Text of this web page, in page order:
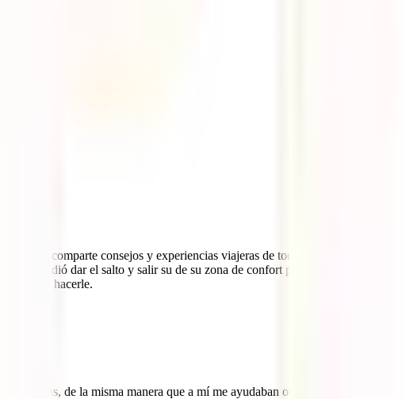
donde comparte consejos y experiencias viajeras de todos los destinos que
decidió dar el salto y salir su de su zona de confort para crear su nuevo
gusto de hacerle.
de la misma manera que a mí me ayudaban otros blogs cuando